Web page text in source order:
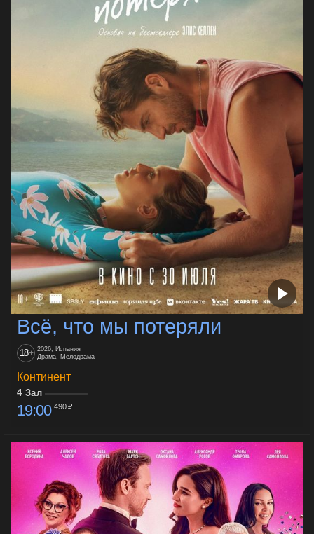
Всё, что мы потеряли
18+ 2026, Испания
Драма, Мелодрама
Континент
4 Зал
19:00 490 ₽